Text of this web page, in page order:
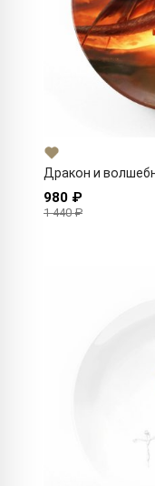
Дракон и
980 ₽
1 440 ₽